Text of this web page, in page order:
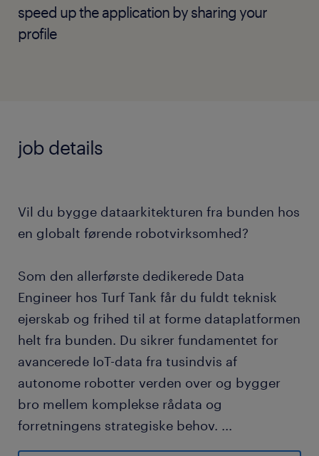
speed up the application by sharing your
profile
job details
Vil du bygge dataarkitekturen fra bunden hos
en globalt førende robotvirksomhed?
Som den allerførste dedikerede Data
Engineer hos Turf Tank får du fuldt teknisk
ejerskab og frihed til at forme dataplatformen
helt fra bunden. Du sikrer fundamentet for
avancerede IoT-data fra tusindvis af
autonome robotter verden over og bygger
bro mellem komplekse rådata og
forretningens strategiske behov. ...